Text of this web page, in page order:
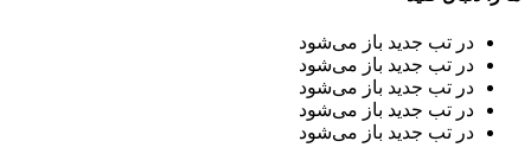
در تب جدید باز می‌شود
در تب جدید باز می‌شود
در تب جدید باز می‌شود
در تب جدید باز می‌شود
در تب جدید باز می‌شود